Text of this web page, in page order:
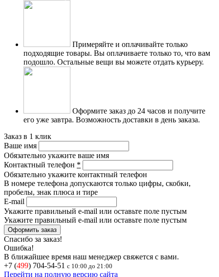
Примеряйте и оплачивайте только
подходящие товары. Вы оплачиваете только то, что вам
подошло. Остальные вещи вы можете отдать курьеру.
Оформите заказ до 24 часов и получите
его уже завтра. Возможность доставки в день заказа.
Заказ в 1 клик
Ваше имя
Обязательно укажите ваше имя
Контактный телефон *
Обязательно укажите контактный телефон
В номере телефона допускаются только цифры, скобки,
пробелы, знак плюса и тире
E-mail
Укажите правильный e-mail или оставьте поле пустым
Укажите правильный e-mail или оставьте поле пустым
Спасибо за заказ!
Ошибка!
В ближайшее время наш менеджер свяжется с вами.
+7 (499) 704-54-51 с 10:00 до 21:00
Перейти на полную версию сайта